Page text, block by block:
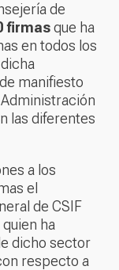
de
firmasque ha
en todos los
manifiesto
las diferentes
a los
el
de CSIF
quien ha
dicho sector
respecto a